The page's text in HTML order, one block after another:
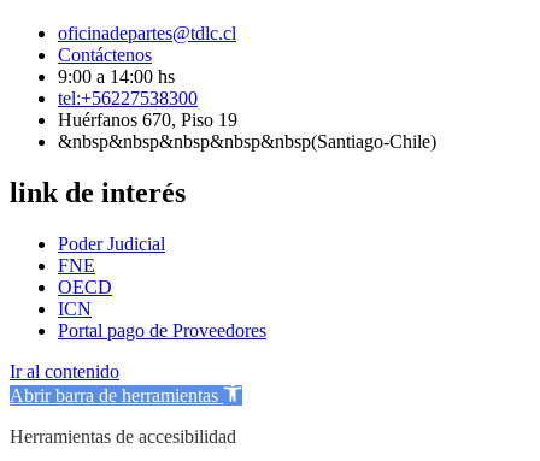
oficinadepartes@tdlc.cl
Contáctenos
9:00 a 14:00 hs
tel:+56227538300
Huérfanos 670, Piso 19
&nbsp&nbsp&nbsp&nbsp&nbsp(Santiago-Chile)
link de interés
Poder Judicial
FNE
OECD
ICN
Portal pago de Proveedores
Ir al contenido
Abrir barra de herramientas
Herramientas de accesibilidad